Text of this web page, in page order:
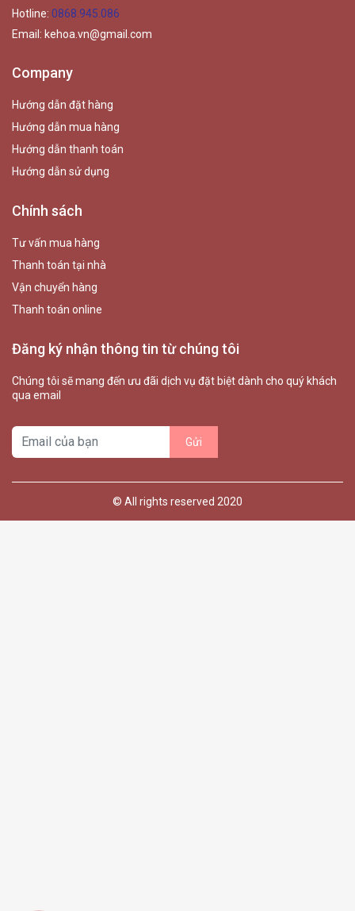
Hotline: 0868.945.086
Email: kehoa.vn@gmail.com
Company
Hướng dẫn đặt hàng
Hướng dẫn mua hàng
Hướng dẫn thanh toán
Hướng dẫn sử dụng
Chính sách
Tư vấn mua hàng
Thanh toán tại nhà
Vận chuyển hàng
Thanh toán online
Đăng ký nhận thông tin từ chúng tôi
Chúng tôi sẽ mang đến ưu đãi dịch vụ đặt biệt dành cho quý khách
qua email
© All rights reserved 2020